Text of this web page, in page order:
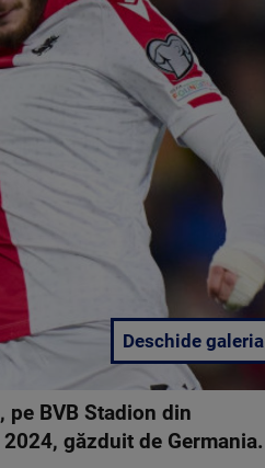
Deschide galeria
BVB Stadion din
găzduit de Germania.